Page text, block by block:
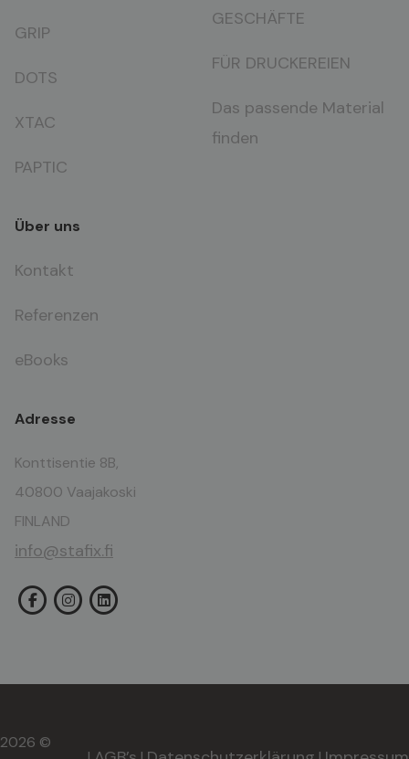
GRIP
DOTS
XTAC
PAPTIC
GESCHÄFTE
FÜR DRUCKEREIEN
Das passende Material
finden
Über uns
Kontakt
Referenzen
eBooks
Adresse
Konttisentie 8B,
40800 Vaajakoski
FINLAND
info@stafix.fi
2026 ©